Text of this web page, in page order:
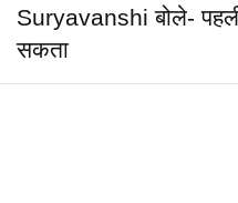
Suryavanshi बोले-
सकता